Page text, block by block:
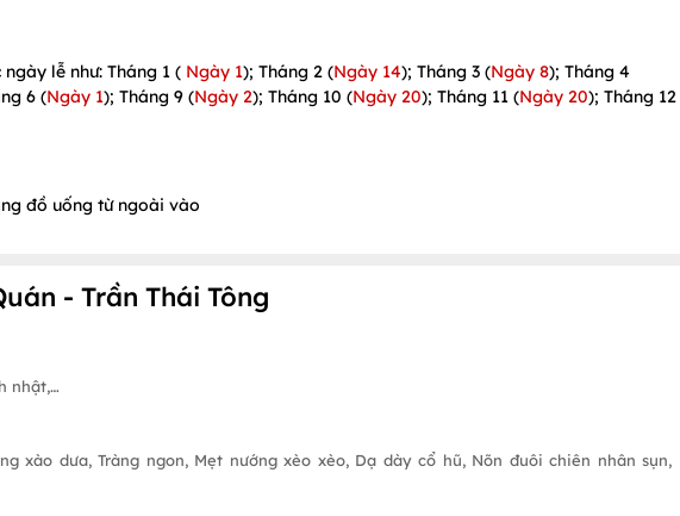
lễ như: Tháng 1 ( Ngày 1); Tháng 2 (Ngày 14); Tháng 3 (Ngày 8); Tháng 4
6 (Ngày 1); Tháng 9 (Ngày 2); Tháng 10 (Ngày 20); Tháng 11 (Ngày 20); Tháng 12
đồ uống từ ngoài vào
- Trần Thái Tông
nhật,…
xào dưa, Tràng ngon, Mẹt nướng xèo xèo, Dạ dày cổ hũ, Nõn đuôi chiên nhân sụn,